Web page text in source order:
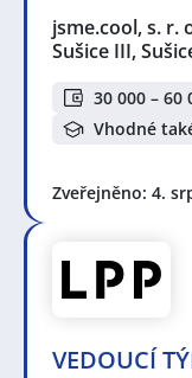
jsme.cool, s. r.
Sušice III,
30 000 – 60
Vhodné
Zveřejněno: 4.
VEDOUCÍ